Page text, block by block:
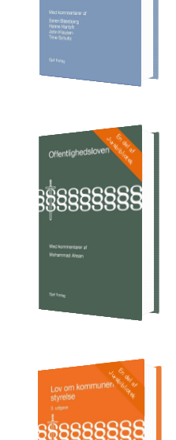
En del af
Jurabibliotek
En del af
Jurabibliotek